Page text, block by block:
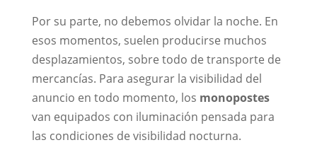
Por su parte, no debemos olvidar la noche. En
esos momentos, suelen producirse muchos
desplazamientos, sobre todo de transporte de
mercancías. Para asegurar la visibilidad del
anuncio en todo momento, los monopostes
van equipados con iluminación pensada para
las condiciones de visibilidad nocturna.